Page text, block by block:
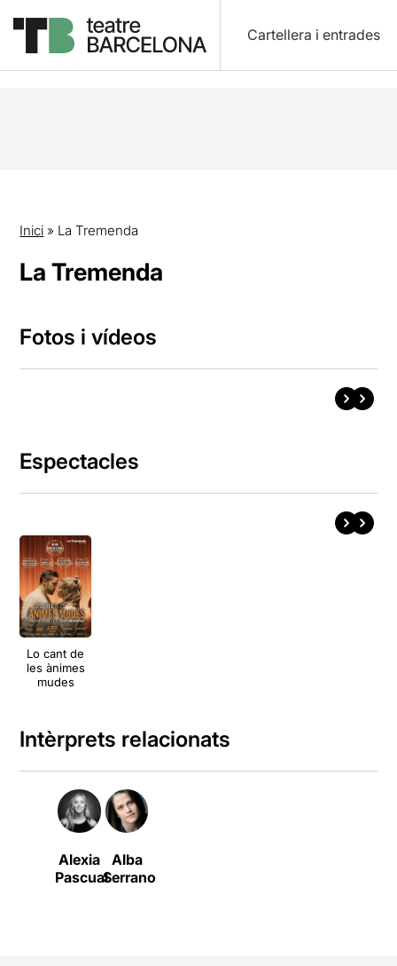
Cartellera i entrades
Inici » La Tremenda
La Tremenda
Fotos i vídeos
Espectacles
Lo cant de
les ànimes
mudes
Intèrprets relacionats
Alexia
Pascual
Alba
Serrano